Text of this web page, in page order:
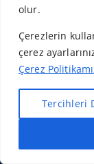
olur.
Çerezlerin
çerez
Çerez
Tercihleri
Hızlı